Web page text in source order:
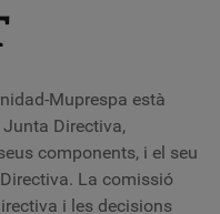
Muprespa està
Directiva,
components, i el seu
La comissió
i les decisions